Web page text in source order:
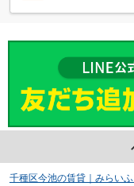
千種区今池の賃貸｜みらいふ